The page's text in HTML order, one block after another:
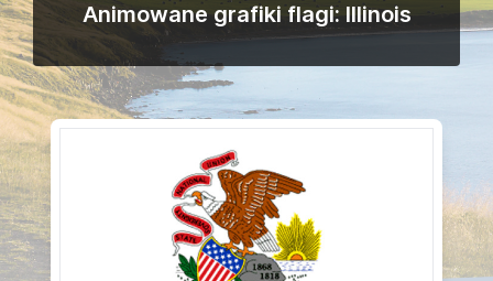
Animowane grafiki flagi: Illinois